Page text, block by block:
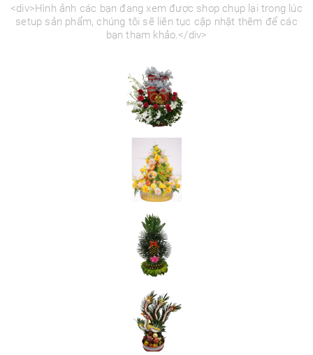
<div>Hình ảnh các bạn đang xem được shop chụp lại trong lúc
setup sản phẩm, chúng tôi sẽ liên tục cập nhật thêm để các
bạn tham khảo.</div>